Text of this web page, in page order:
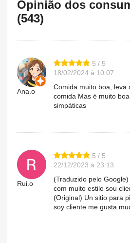
Opinião dos
(543)
Ana.o
5 / 5
18/02/2024 à 10:07
Comida muito boa, leva
comida Mas é muito
simpáticas
Rui.o
5 / 5
22/12/2023 à 23:13
(Traduzido pelo
com muito estilo sou
(Original) Un sitio para
soy cliente me gusta